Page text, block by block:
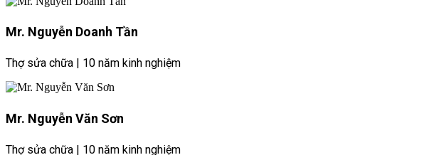
Mr. Nguyễn Doanh Tần
Thợ sửa chữa | 10 năm kinh nghiệm
Mr. Nguyễn Văn Sơn
Thợ sửa chữa | 10 năm kinh nghiệm